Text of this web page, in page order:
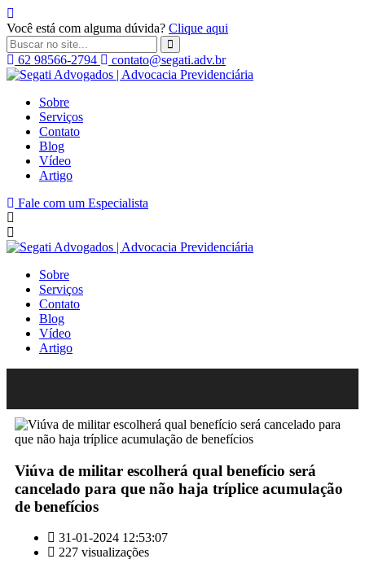
Você está com alguma dúvida? Clique aqui
62 98566-2794
contato@segati.adv.br
Sobre
Serviços
Contato
Blog
Vídeo
Artigo
Fale com um Especialista
Sobre
Serviços
Contato
Blog
Vídeo
Artigo
Viúva de militar escolherá qual benefício será
cancelado para que não haja tríplice acumulação
de benefícios
31-01-2024 12:53:07
227 visualizações